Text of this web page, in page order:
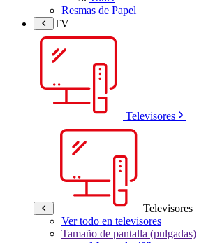
Resmas de Papel
TV
Televisores
Televisores
Ver todo en televisores
Tamaño de pantalla (pulgadas)